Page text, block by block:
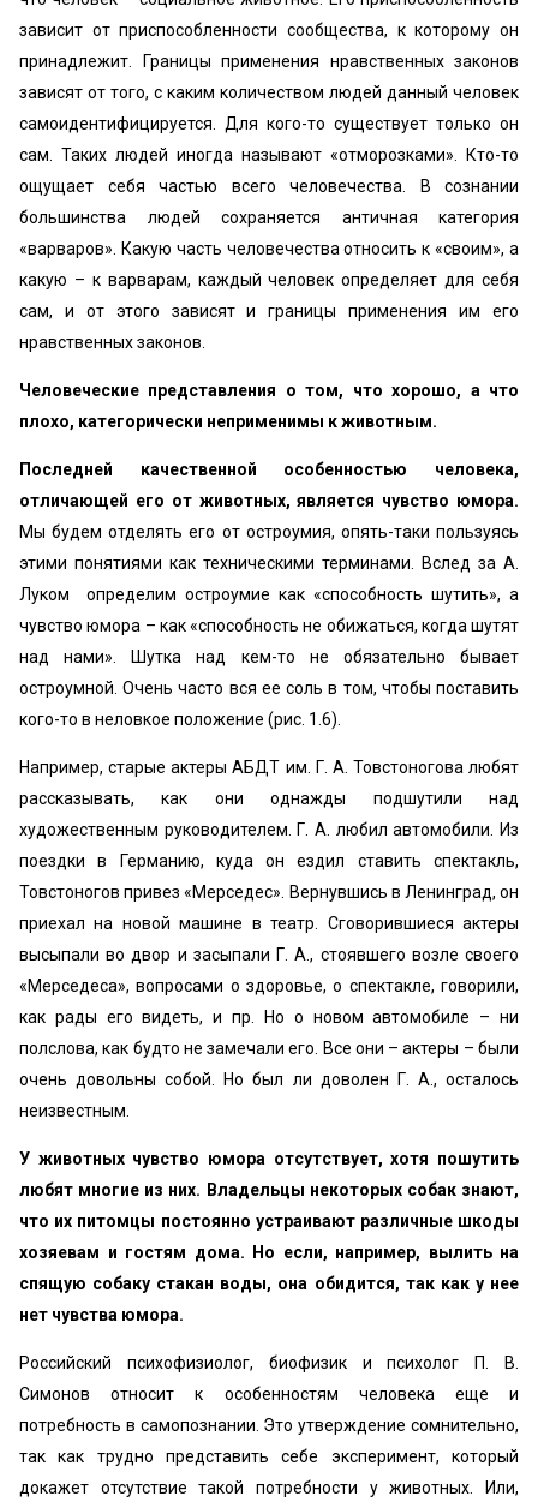
зависит от приспособленности сообщества, к которому он
принадлежит. Границы применения нравственных законов
зависят от того, с каким количеством людей данный человек
самоидентифицируется. Для кого-то существует только он
сам. Таких людей иногда называют «отморозками». Кто-то
ощущает себя частью всего человечества. В сознании
большинства людей сохраняется античная категория
«варваров». Какую часть человечества относить к «своим», а
какую – к варварам, каждый человек определяет для себя
сам, и от этого зависят и границы применения им его
нравственных законов.
Человеческие представления о том, что хорошо, а что
плохо, категорически неприменимы к животным.
Последней качественной особенностью человека,
отличающей его от животных, является чувство юмора.
Мы будем отделять его от остроумия, опять-таки пользуясь
этими понятиями как техническими терминами. Вслед за А.
Луком определим остроумие как «способность шутить», а
чувство юмора – как «способность не обижаться, когда шутят
над нами». Шутка над кем-то не обязательно бывает
остроумной. Очень часто вся ее соль в том, чтобы поставить
кого-то в неловкое положение (рис. 1.6).
Например, старые актеры АБДТ им. Г. А. Товстоногова любят
рассказывать, как они однажды подшутили над
художественным руководителем. Г. А. любил автомобили. Из
поездки в Германию, куда он ездил ставить спектакль,
Товстоногов привез «Мерседес». Вернувшись в Ленинград, он
приехал на новой машине в театр. Сговорившиеся актеры
высыпали во двор и засыпали Г. А., стоявшего возле своего
«Мерседеса», вопросами о здоровье, о спектакле, говорили,
как рады его видеть, и пр. Но о новом автомобиле – ни
полслова, как будто не замечали его. Все они – актеры – были
очень довольны собой. Но был ли доволен Г. А., осталось
неизвестным.
У животных чувство юмора отсутствует, хотя пошутить
любят многие из них. Владельцы некоторых собак знают,
что их питомцы постоянно устраивают различные шкоды
хозяевам и гостям дома. Но если, например, вылить на
спящую собаку стакан воды, она обидится, так как у нее
нет чувства юмора.
Российский психофизиолог, биофизик и психолог П. В.
Симонов относит к особенностям человека еще и
потребность в самопознании. Это утверждение сомнительно,
так как трудно представить себе эксперимент, который
докажет отсутствие такой потребности у животных. Или,